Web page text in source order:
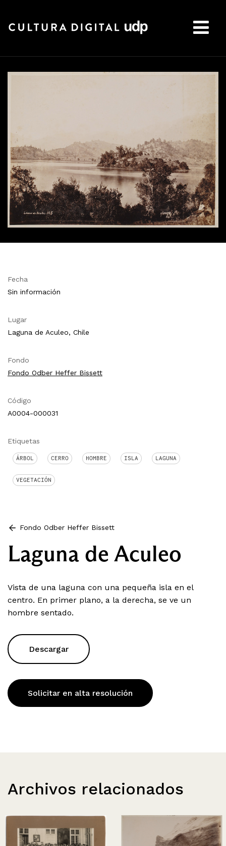
Fecha
Sin información
Lugar
Laguna de Aculeo, Chile
Fondo
Fondo Odber Heffer Bissett
Código
A0004-000031
Etiquetas
ÁRBOL CERRO HOMBRE ISLA LAGUNA
VEGETACIÓN
Fondo Odber Heffer Bissett
Laguna de Aculeo
Vista de una laguna con una pequeña isla en el
centro. En primer plano, a la derecha, se ve un
hombre sentado.
Descargar
Solicitar en alta resolución
Archivos relacionados